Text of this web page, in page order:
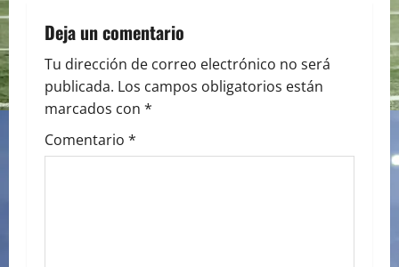
a
v
i
g
Deja un comentario
Tu dirección de correo electrónico no será
publicada. Los campos obligatorios están
marcados con *
Comentario *